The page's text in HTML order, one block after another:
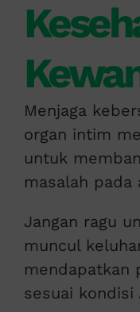
Menjaga
organ intim
untuk
masalah pada
Jangan ragu
muncul
mendapatkan
sesuai kondisi